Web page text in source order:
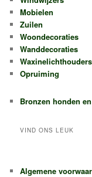
Mobielen
Zuilen
Woondecoraties
Wanddecoraties
Waxinelichthouders
Opruiming
Bronzen honden
VIND ONS LEUK
Algemene